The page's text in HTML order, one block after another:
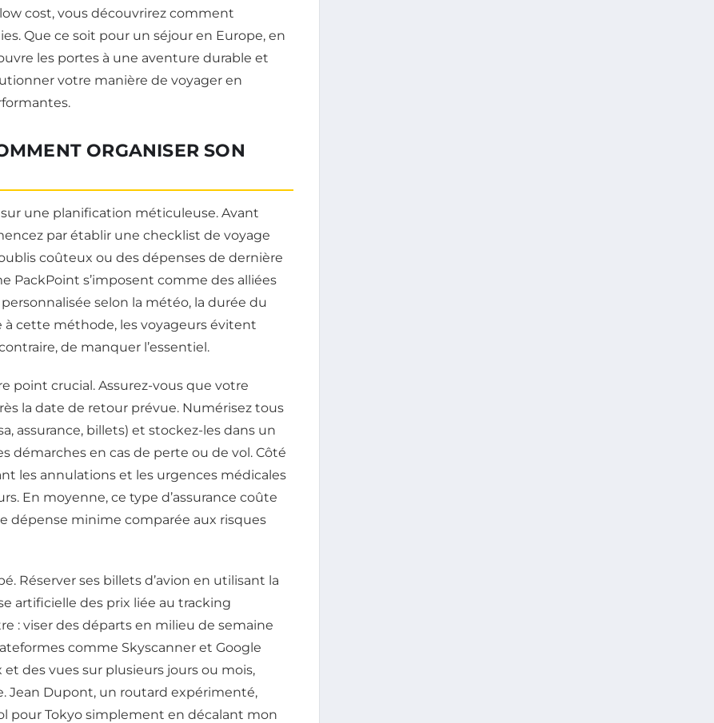
cost, vous découvrirez comment
Que ce soit pour un séjour en Europe, en
les portes à une aventure durable et
votre manière de voyager en
ORGANISER SON
une planification méticuleuse. Avant
par établir une checklist de voyage
coûteux ou des dépenses de dernière
PackPoint s’imposent comme des alliées
selon la météo, la durée du
à cette méthode, les voyageurs évitent
de manquer l’essentiel.
point crucial. Assurez-vous que votre
la date de retour prévue. Numérisez tous
assurance, billets) et stockez-les dans un
démarches en cas de perte ou de vol. Côté
les annulations et les urgences médicales
En moyenne, ce type d’assurance coûte
dépense minime comparée aux risques
Réserver ses billets d’avion en utilisant la
artificielle des prix liée au tracking
: viser des départs en milieu de semaine
comme Skyscanner et Google
des vues sur plusieurs jours ou mois,
Jean Dupont, un routard expérimenté,
pour Tokyo simplement en décalant mon